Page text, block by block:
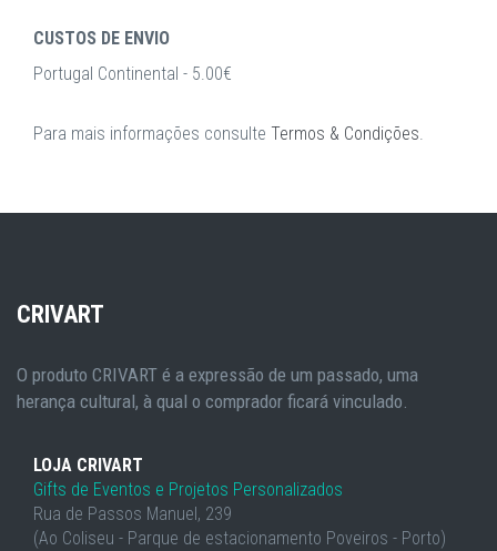
CUSTOS DE ENVIO
Portugal Continental - 5.00€
Para mais informações consulte Termos & Condições.
CRIVART
O produto CRIVART é a expressão de um passado, uma
herança cultural, à qual o comprador ficará vinculado.
LOJA CRIVART
Gifts de Eventos e Projetos Personalizados
Rua de Passos Manuel, 239
(Ao Coliseu - Parque de estacionamento Poveiros - Porto)